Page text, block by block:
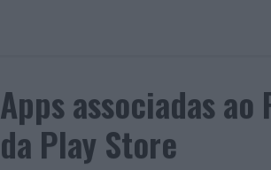
Apps associadas
da Play Store